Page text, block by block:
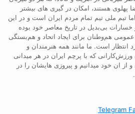
پهلوی هستند، امکان در گیری های بیشتر
تیم ملی تیم تمام مردم ایران است و در این
بی‌بدیل در تاریخ معاصر خود بوده
هم‌وطنان برای ایجاد اتحاد و هم‌بستگی
است. ما مانند همه هنرمندان و
که با پرچم ایران در هر میدانی
و از ان خود میدانیم و پیروزی هایشان را در
Telegram